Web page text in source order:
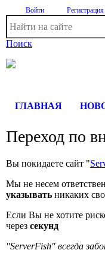
Войти Регистрация
Поиск
ГЛАВНАЯ
Переход по
Вы покидаете сайт "
Мы не несем
указывать никаких
Если Вы не хотите
через секунд
"ServerFish" всегда